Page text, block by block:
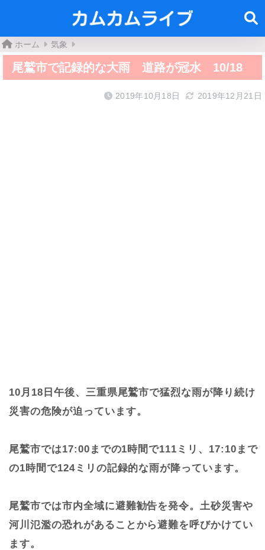
ホーム 気象
尾鷲市で記録的な大雨 道路が冠水 10/18
2019年10月18日 2019年12月21日
10月18日午後、三重県尾鷲市で猛烈な雨が降り続け
災害の危険が迫っています。
尾鷲市では17:00までの1時間で111ミリ、17:10まで
の1時間で124ミリの記録的な雨が降っています。
尾鷲市では市内全域に避難勧告を発令。土砂災害や
河川氾濫の恐れがあることから避難を呼びかけてい
ます。